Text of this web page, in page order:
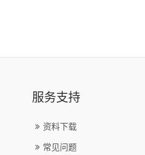
服务支持
资料下载
常见问题